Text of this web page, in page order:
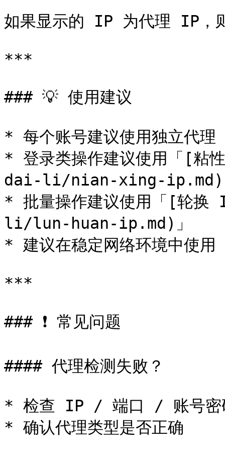
如果显示的 IP 为代理 IP，
***
### 💡 使用建议
* 每个账号建议使用独立代理
* 登录类操作建议使用「
dai-li/nian-xing-ip.md)
* 批量操作建议使用「[
li/lun-huan-ip.md)」
* 建议在稳定网络环境中使用
***
### ❗ 常见问题
#### 代理检测失败？
* 检查 IP / 端口 / 账号密
* 确认代理类型是否正确